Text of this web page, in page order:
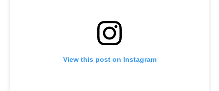
View this post on Instagram